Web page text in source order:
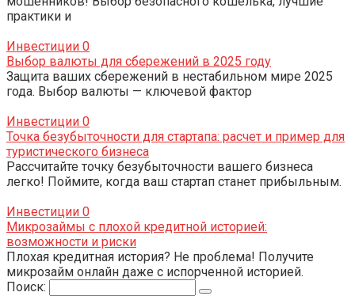
практики и
Инвестиции 0
Выбор валюты для сбережений в 2025 году
Защита ваших сбережений в нестабильном мире 2025
года. Выбор валюты — ключевой фактор
Инвестиции 0
Точка безубыточности для стартапа: расчет и пример для
туристического бизнеса
Рассчитайте точку безубыточности вашего бизнеса
легко! Поймите, когда ваш стартап станет прибыльным.
Инвестиции 0
Микрозаймы с плохой кредитной историей:
возможности и риски
Плохая кредитная история? Не проблема! Получите
микрозайм онлайн даже с испорченной историей.
Поиск: